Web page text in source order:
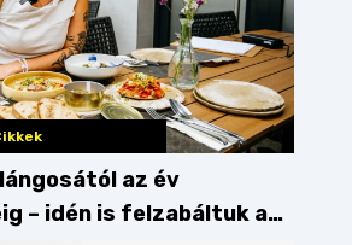
az év
– idén is felzabáltuk a